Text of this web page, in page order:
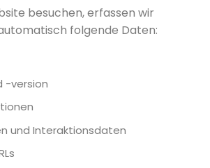
besuchen, erfassen wir
folgende Daten:
-version
und Interaktionsdaten